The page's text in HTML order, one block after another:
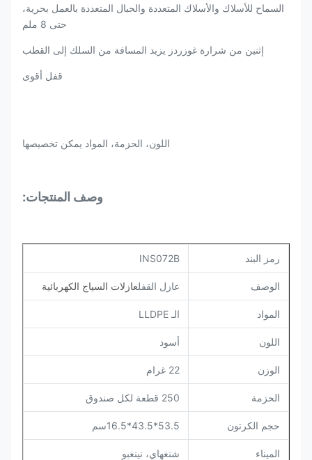
السماح للأسلاك والأسلاك المتعددة والحبال المتعددة بالعمل بحرية،
حتى 8 ملم
إثنين من شرارة غوزردز يزيد المسافة من السلك إلى القطب
قفل أقوى
اللون، الحزمة، المواد يمكن تخصيصها
وصف المنتجات:
رمز البند INS072B
الوصف عازل القفلعازلات السياج الكهربائية
المواد الـ LLDPE
اللون أسود
الوزن 22 غرام
الحزمة 250 قطعة لكل صندوق
حجم الكرتون 53.5*43.5*16.5سم
الميناء شنغهاي، نينغبو